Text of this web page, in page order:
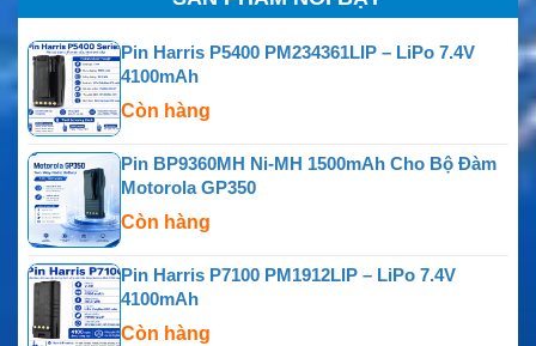
Pin Harris P5400 PM234361LIP – LiPo 7.4V
4100mAh
Còn hàng
Pin BP9360MH Ni-MH 1500mAh Cho Bộ Đàm
Motorola GP350
Còn hàng
Pin Harris P7100 PM1912LIP – LiPo 7.4V
4100mAh
Còn hàng